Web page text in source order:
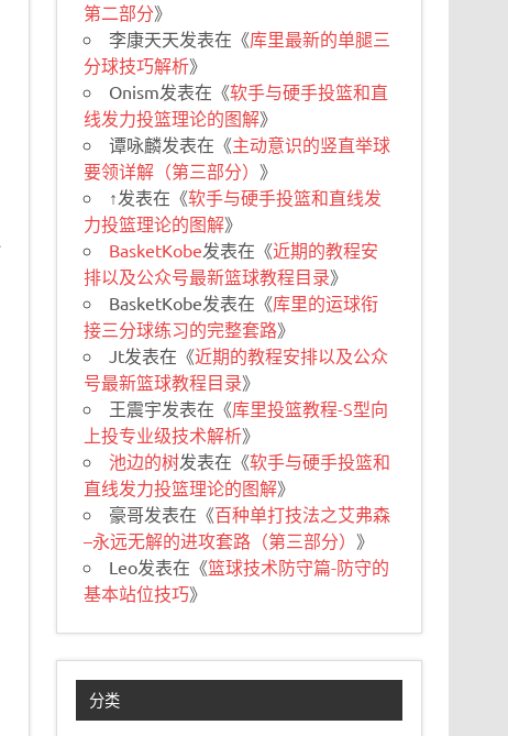
第二部分》
李康天天发表在《库里最新的单腿三
分球技巧解析》
Onism发表在《软手与硬手投篮和直
线发力投篮理论的图解》
谭咏麟发表在《主动意识的竖直举球
要领详解（第三部分）》
↑发表在《软手与硬手投篮和直线发
力投篮理论的图解》
BasketKobe发表在《近期的教程安
排以及公众号最新篮球教程目录》
BasketKobe发表在《库里的运球衔
接三分球练习的完整套路》
Jt发表在《近期的教程安排以及公众
号最新篮球教程目录》
王震宇发表在《库里投篮教程-S型向
上投专业级技术解析》
池边的树发表在《软手与硬手投篮和
直线发力投篮理论的图解》
豪哥发表在《百种单打技法之艾弗森
–永远无解的进攻套路（第三部分）》
Leo发表在《篮球技术防守篇-防守的
基本站位技巧》
分类